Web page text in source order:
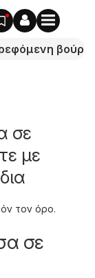
σε
με
τον όρο.
σε